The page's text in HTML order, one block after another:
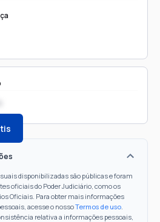
disponibilizadas são públicas e foram
oficiais do Poder Judiciário, como os
Oficiais. Para obter mais informações
acesse o nossoTermos de uso.
relativa a informações pessoais,